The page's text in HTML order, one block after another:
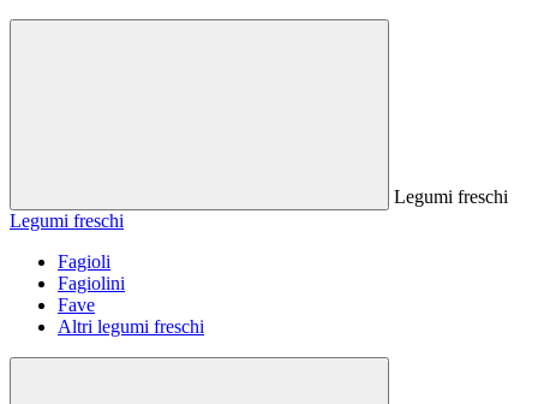
Legumi freschi
Legumi freschi
Fagioli
Fagiolini
Fave
Altri legumi freschi